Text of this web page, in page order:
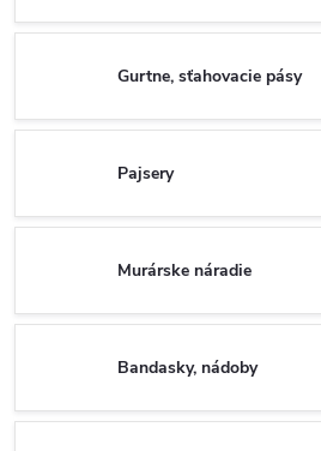
Gurtne, sťahovacie pásy
Pajsery
Murárske náradie
Bandasky, nádoby